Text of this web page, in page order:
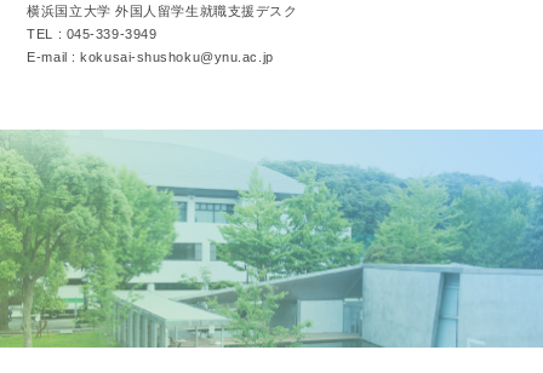
横浜国立大学 外国人留学生就職支援デスク
TEL : 045-339-3949
E-mail : kokusai-shushoku@ynu.ac.jp